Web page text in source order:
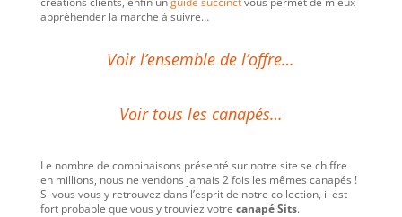
appréhender la marche à suivre…
Voir l’ensemble de l’offre…
Voir tous les canapés…
Le nombre de combinaisons présenté sur notre site se chiffre
en millions, nous ne vendons jamais 2 fois les mêmes canapés !
Si vous vous y retrouvez dans l’esprit de notre collection, il est
fort probable que vous y trouviez votre canapé Sits.